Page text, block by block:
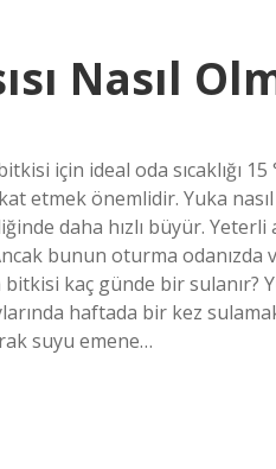
Nasıl
için ideal oda sıcaklığı
etmek önemlidir. Yuka
daha hızlı büyür.
bunun oturma odanızda
kaç günde bir sulanır?
haftada bir kez
suyu emene…